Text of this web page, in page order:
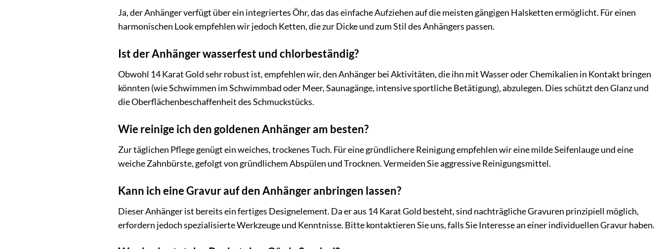
Ja, der Anhänger verfügt über ein integriertes Öhr, das das einfache Aufziehen auf die meisten gängigen Halsketten ermöglicht. Für einen
harmonischen Look empfehlen wir jedoch Ketten, die zur Dicke und zum Stil des Anhängers passen.
Ist der Anhänger wasserfest und chlorbeständig?
Obwohl 14 Karat Gold sehr robust ist, empfehlen wir, den Anhänger bei Aktivitäten, die ihn mit Wasser oder Chemikalien in Kontakt bringen
könnten (wie Schwimmen im Schwimmbad oder Meer, Saunagänge, intensive sportliche Betätigung), abzulegen. Dies schützt den Glanz und
die Oberflächenbeschaffenheit des Schmuckstücks.
Wie reinige ich den goldenen Anhänger am besten?
Zur täglichen Pflege genügt ein weiches, trockenes Tuch. Für eine gründlichere Reinigung empfehlen wir eine milde Seifenlauge und eine
weiche Zahnbürste, gefolgt von gründlichem Abspülen und Trocknen. Vermeiden Sie aggressive Reinigungsmittel.
Kann ich eine Gravur auf den Anhänger anbringen lassen?
Dieser Anhänger ist bereits ein fertiges Designelement. Da er aus 14 Karat Gold besteht, sind nachträgliche Gravuren prinzipiell möglich,
erfordern jedoch spezialisierte Werkzeuge und Kenntnisse. Bitte kontaktieren Sie uns, falls Sie Interesse an einer individuellen Gravur haben.